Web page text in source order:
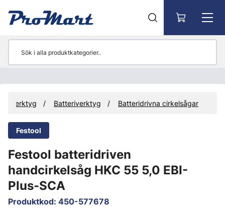
Verktyg Batteriverktyg Batteridrivna cirkelsågar
Festool
Festool batteridriven
handcirkelsåg HKC 55 5,0 EBI-
Plus-SCA
Produktkod: 450-577678